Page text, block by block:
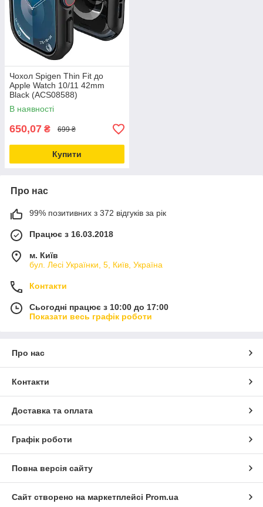
Чохол Spigen Thin Fit до
Apple Watch 10/11 42mm
Black (ACS08588)
В наявності
650,07 ₴ 699 ₴
Купити
Про нас
99% позитивних з 372 відгуків за рік
Працює з 16.03.2018
м. Київ
бул. Лесі Українки, 5, Київ, Україна
Контакти
Сьогодні працює з 10:00 до 17:00
Показати весь графік роботи
Про нас
Контакти
Доставка та оплата
Графік роботи
Повна версія сайту
Сайт створено на маркетплейсі Prom.ua